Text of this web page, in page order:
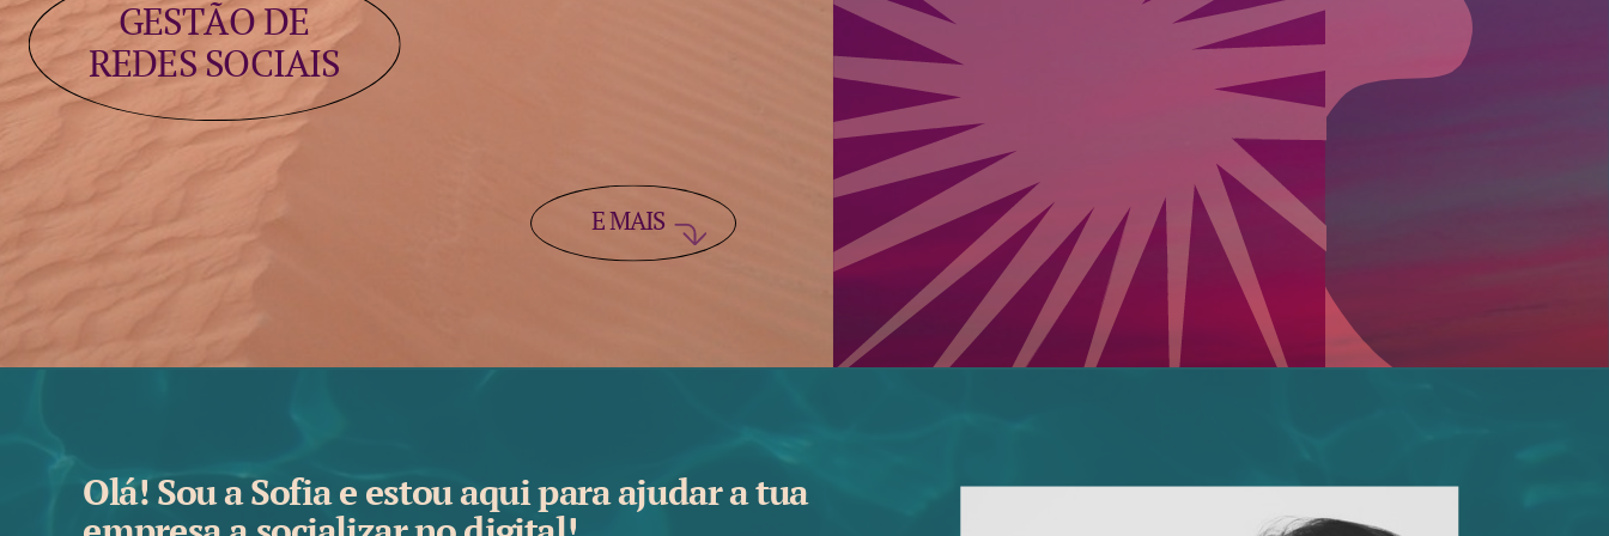
E MAIS
GESTÃO DE
REDES SOCIAIS
Olá! Sou a Sofia e estou aqui para ajudar a tua